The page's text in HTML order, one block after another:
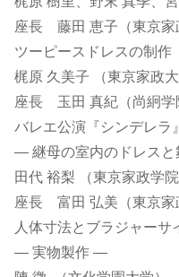
座長 藤田 恵子（東京家
ツーピースドレスの制
梶原 久美子 （東京家政大
座長 玉田 真紀（尚絅学
バレエ公演『シンデレ
― 継母の室内のドレス
田代 裕梨 （東京家政学院
座長 富田 弘美（東京家
人体寸法とブラジャーサ
― 実物製作 ―